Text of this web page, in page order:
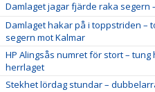
Damlaget jagar fjärde raka segern
Damlaget hakar på i toppstriden –
segern mot Kalmar
HP Alingsås numret för stort –
herrlaget
Stekhet lördag stundar –